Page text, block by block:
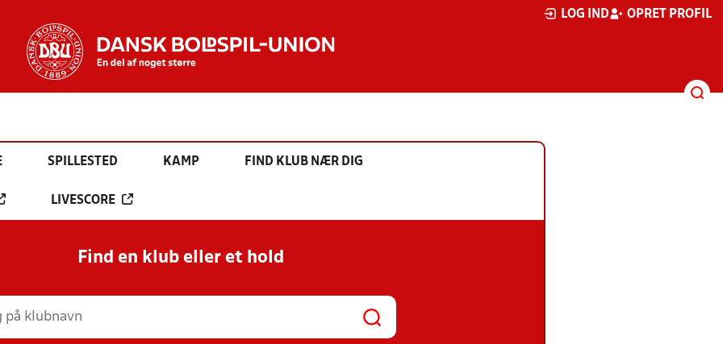
LOG IND OPRET PROFIL
SPILLESTED KAMP FIND KLUB NÆR DIG
LIVESCORE
Find en klub eller et hold